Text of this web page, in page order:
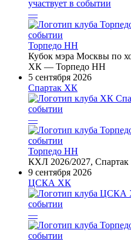
—
Торпедо НН
Кубок мэра Москвы по
ХК — Торпедо НН
5 сентября 2026
Спартак ХК
—
Торпедо НН
КХЛ 2026/2027,
9 сентября 2026
ЦСКА ХК
—